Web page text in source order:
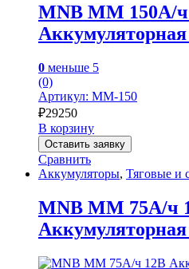
MNB MM 150А/
Аккумуляторная
0 меньше 5
(0)
Артикул: MM-150
₽29250
В корзину
Оставить заявку
Сравнить
Аккумуляторы, Тяговые и
MNB MM 75А/ч
Аккумуляторная